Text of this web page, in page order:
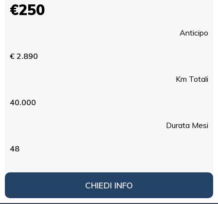
€250
Anticipo
€ 2.890
Km Totali
40.000
Durata Mesi
48
CHIEDI INFO